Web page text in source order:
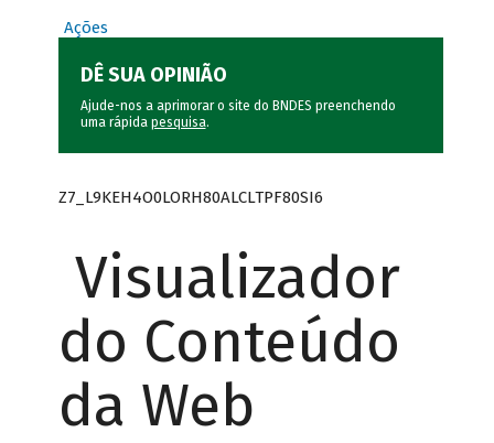
Ações
DÊ SUA OPINIÃO
Ajude-nos a aprimorar o site do BNDES preenchendo
uma rápida pesquisa.
Z7_L9KEH4O0LORH80ALCLTPF80SI6
Visualizador
do Conteúdo
da Web